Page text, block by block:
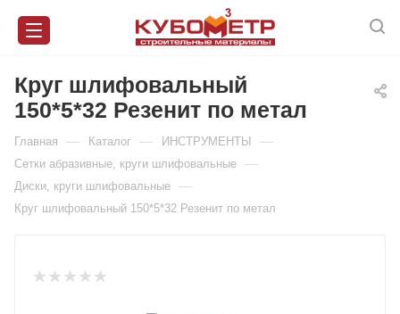
Круг шлифовальный
150*5*32 Резенит по метал
Главная — Каталог — ИНСТРУМЕНТЫ —
Сетки абразивные, круги шлифовальные —
Диски, круги шлифовальные —
Круг шлифовальный 150*5*32 Резенит по метал